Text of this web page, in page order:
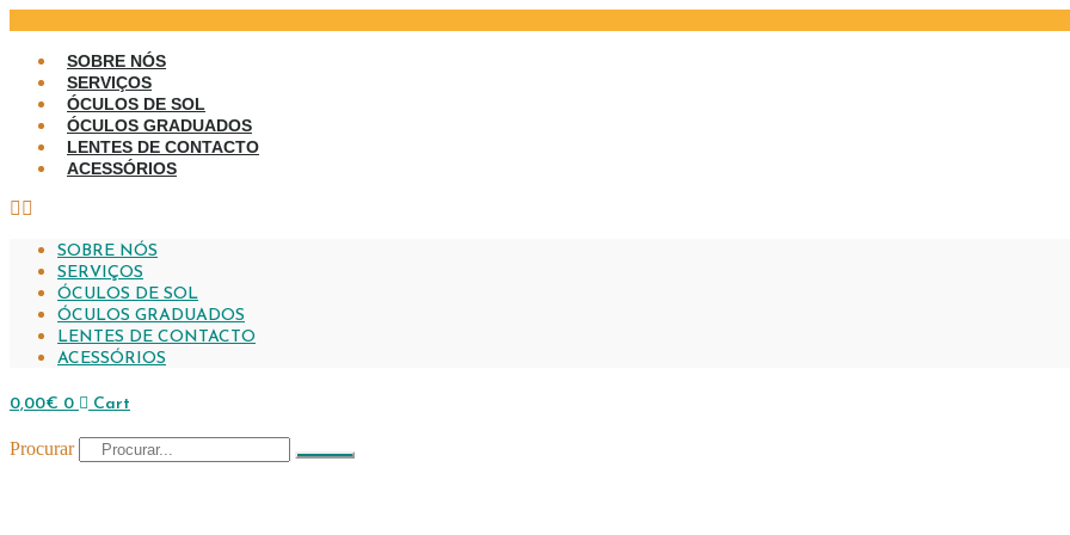
SOBRE NÓS
SERVIÇOS
ÓCULOS DE SOL
ÓCULOS GRADUADOS
LENTES DE CONTACTO
ACESSÓRIOS
SOBRE NÓS
SERVIÇOS
ÓCULOS DE SOL
ÓCULOS GRADUADOS
LENTES DE CONTACTO
ACESSÓRIOS
0,00€ 0 Cart
Procurar